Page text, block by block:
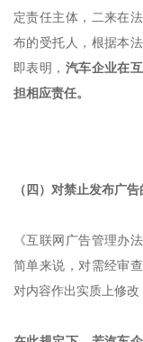
定责任主体，二来在
布的受托人，根据本
即表明， 汽车企业在
担相应责任。
（四）对禁止发布广
《互联网广告管理办
简单来说，对需经审
对内容作出实质上修改